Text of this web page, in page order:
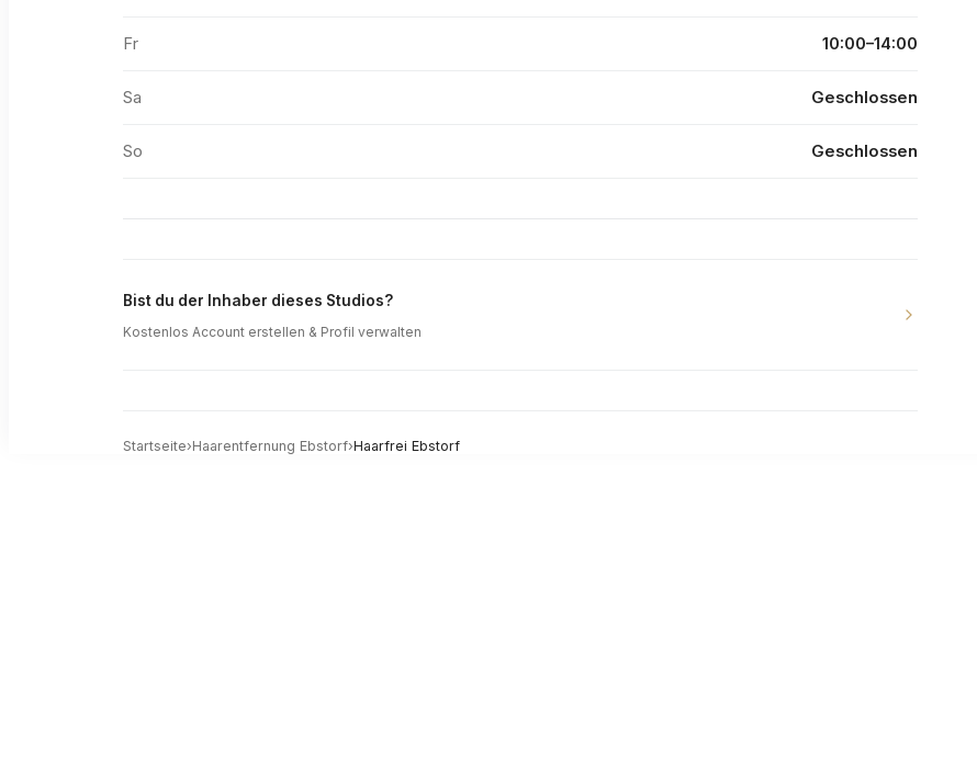
Fr 10:00–14:00
Sa Geschlossen
So Geschlossen
Bist du der Inhaber dieses Studios?
Kostenlos Account erstellen & Profil verwalten
Startseite›Haarentfernung Ebstorf›Haarfrei Ebstorf